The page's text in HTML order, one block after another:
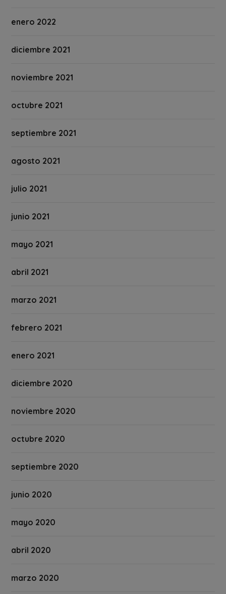
enero 2022
diciembre 2021
noviembre 2021
octubre 2021
septiembre 2021
agosto 2021
julio 2021
junio 2021
mayo 2021
abril 2021
marzo 2021
febrero 2021
enero 2021
diciembre 2020
noviembre 2020
octubre 2020
septiembre 2020
junio 2020
mayo 2020
abril 2020
marzo 2020